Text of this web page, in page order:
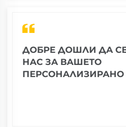
ДОБРЕ ДОШЛИ ДА
НАС ЗА ВАШЕТО